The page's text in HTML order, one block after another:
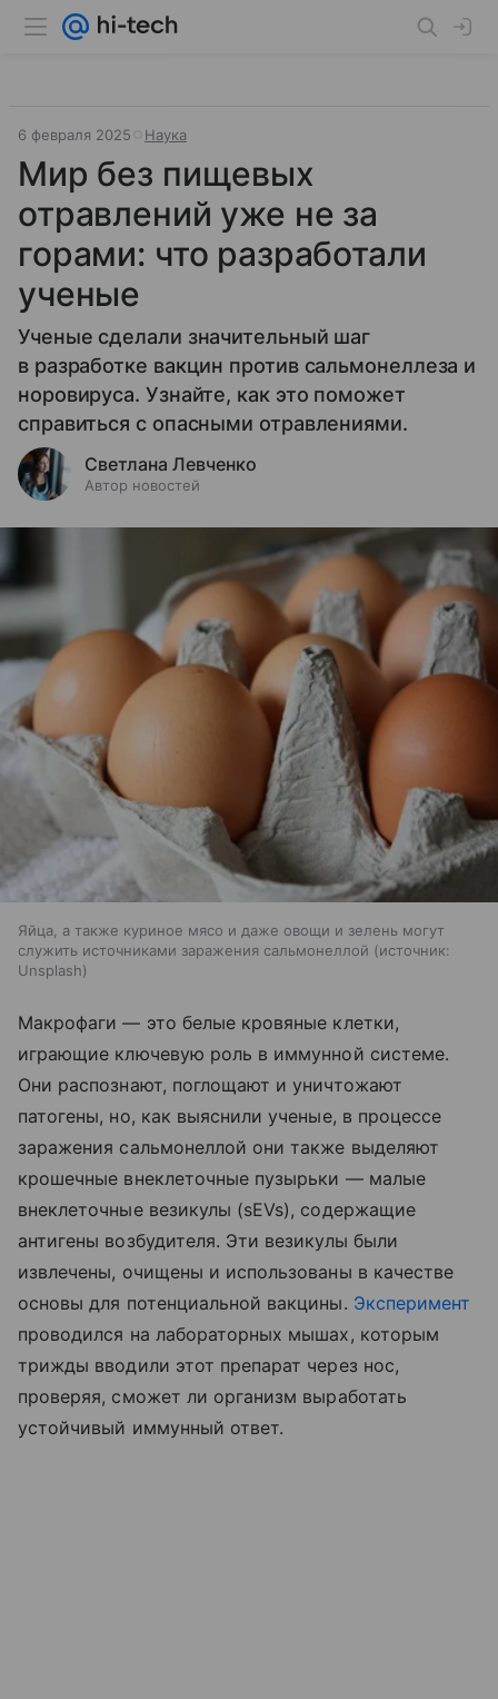
6 февраля 2025 Наука
Мир без пищевых
отравлений уже не за
горами: что разработали
ученые
Ученые сделали значительный шаг
в разработке вакцин против сальмонеллеза и
норовируса. Узнайте, как это поможет
справиться с опасными отравлениями.
Светлана Левченко
Автор новостей
Яйца, а также куриное мясо и даже овощи и зелень могут
служить источниками заражения сальмонеллой
источник:
Unsplash
Макрофаги — это белые кровяные клетки,
играющие ключевую роль в иммунной системе.
Они распознают, поглощают и уничтожают
патогены, но, как выяснили ученые, в процессе
заражения сальмонеллой они также выделяют
крошечные внеклеточные пузырьки — малые
внеклеточные везикулы (sEVs), содержащие
антигены возбудителя. Эти везикулы были
извлечены, очищены и использованы в качестве
основы для потенциальной вакцины. Эксперимент
проводился на лабораторных мышах, которым
трижды вводили этот препарат через нос,
проверяя, сможет ли организм выработать
устойчивый иммунный ответ.